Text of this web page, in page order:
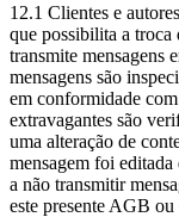
12.1 Clientes e
que possibilita a troca
transmite mensagens
mensagens são
em conformidade
extravagantes são
uma alteração de
mensagem foi
a não transmitir
este presente AGB